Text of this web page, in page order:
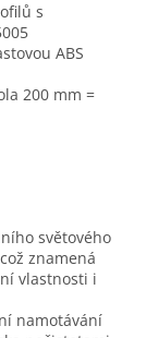
s
ABS
200 mm =
světového
znamená
vlastnosti i
namotávání